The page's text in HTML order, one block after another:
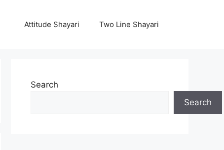
Attitude Shayari Two Line Shayari
Search
Search